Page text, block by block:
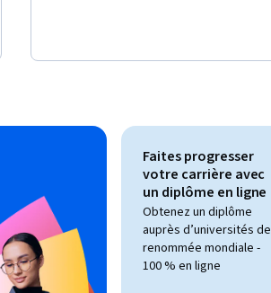
Faites progresser
votre carrière avec
un diplôme en ligne
Obtenez un diplôme
auprès d’universités de
renommée mondiale -
100 % en ligne